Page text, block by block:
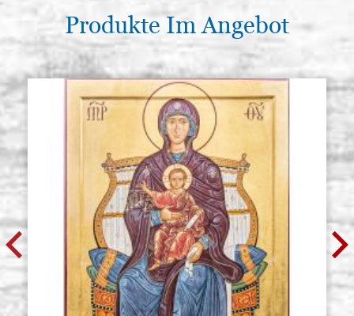
Produkte Im Angebot